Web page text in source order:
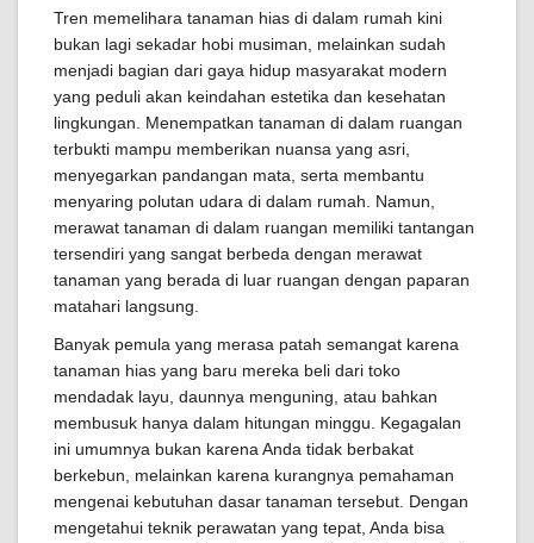
Tren memelihara tanaman hias di dalam rumah kini
bukan lagi sekadar hobi musiman, melainkan sudah
menjadi bagian dari gaya hidup masyarakat modern
yang peduli akan keindahan estetika dan kesehatan
lingkungan. Menempatkan tanaman di dalam ruangan
terbukti mampu memberikan nuansa yang asri,
menyegarkan pandangan mata, serta membantu
menyaring polutan udara di dalam rumah. Namun,
merawat tanaman di dalam ruangan memiliki tantangan
tersendiri yang sangat berbeda dengan merawat
tanaman yang berada di luar ruangan dengan paparan
matahari langsung.
Banyak pemula yang merasa patah semangat karena
tanaman hias yang baru mereka beli dari toko
mendadak layu, daunnya menguning, atau bahkan
membusuk hanya dalam hitungan minggu. Kegagalan
ini umumnya bukan karena Anda tidak berbakat
berkebun, melainkan karena kurangnya pemahaman
mengenai kebutuhan dasar tanaman tersebut. Dengan
mengetahui teknik perawatan yang tepat, Anda bisa